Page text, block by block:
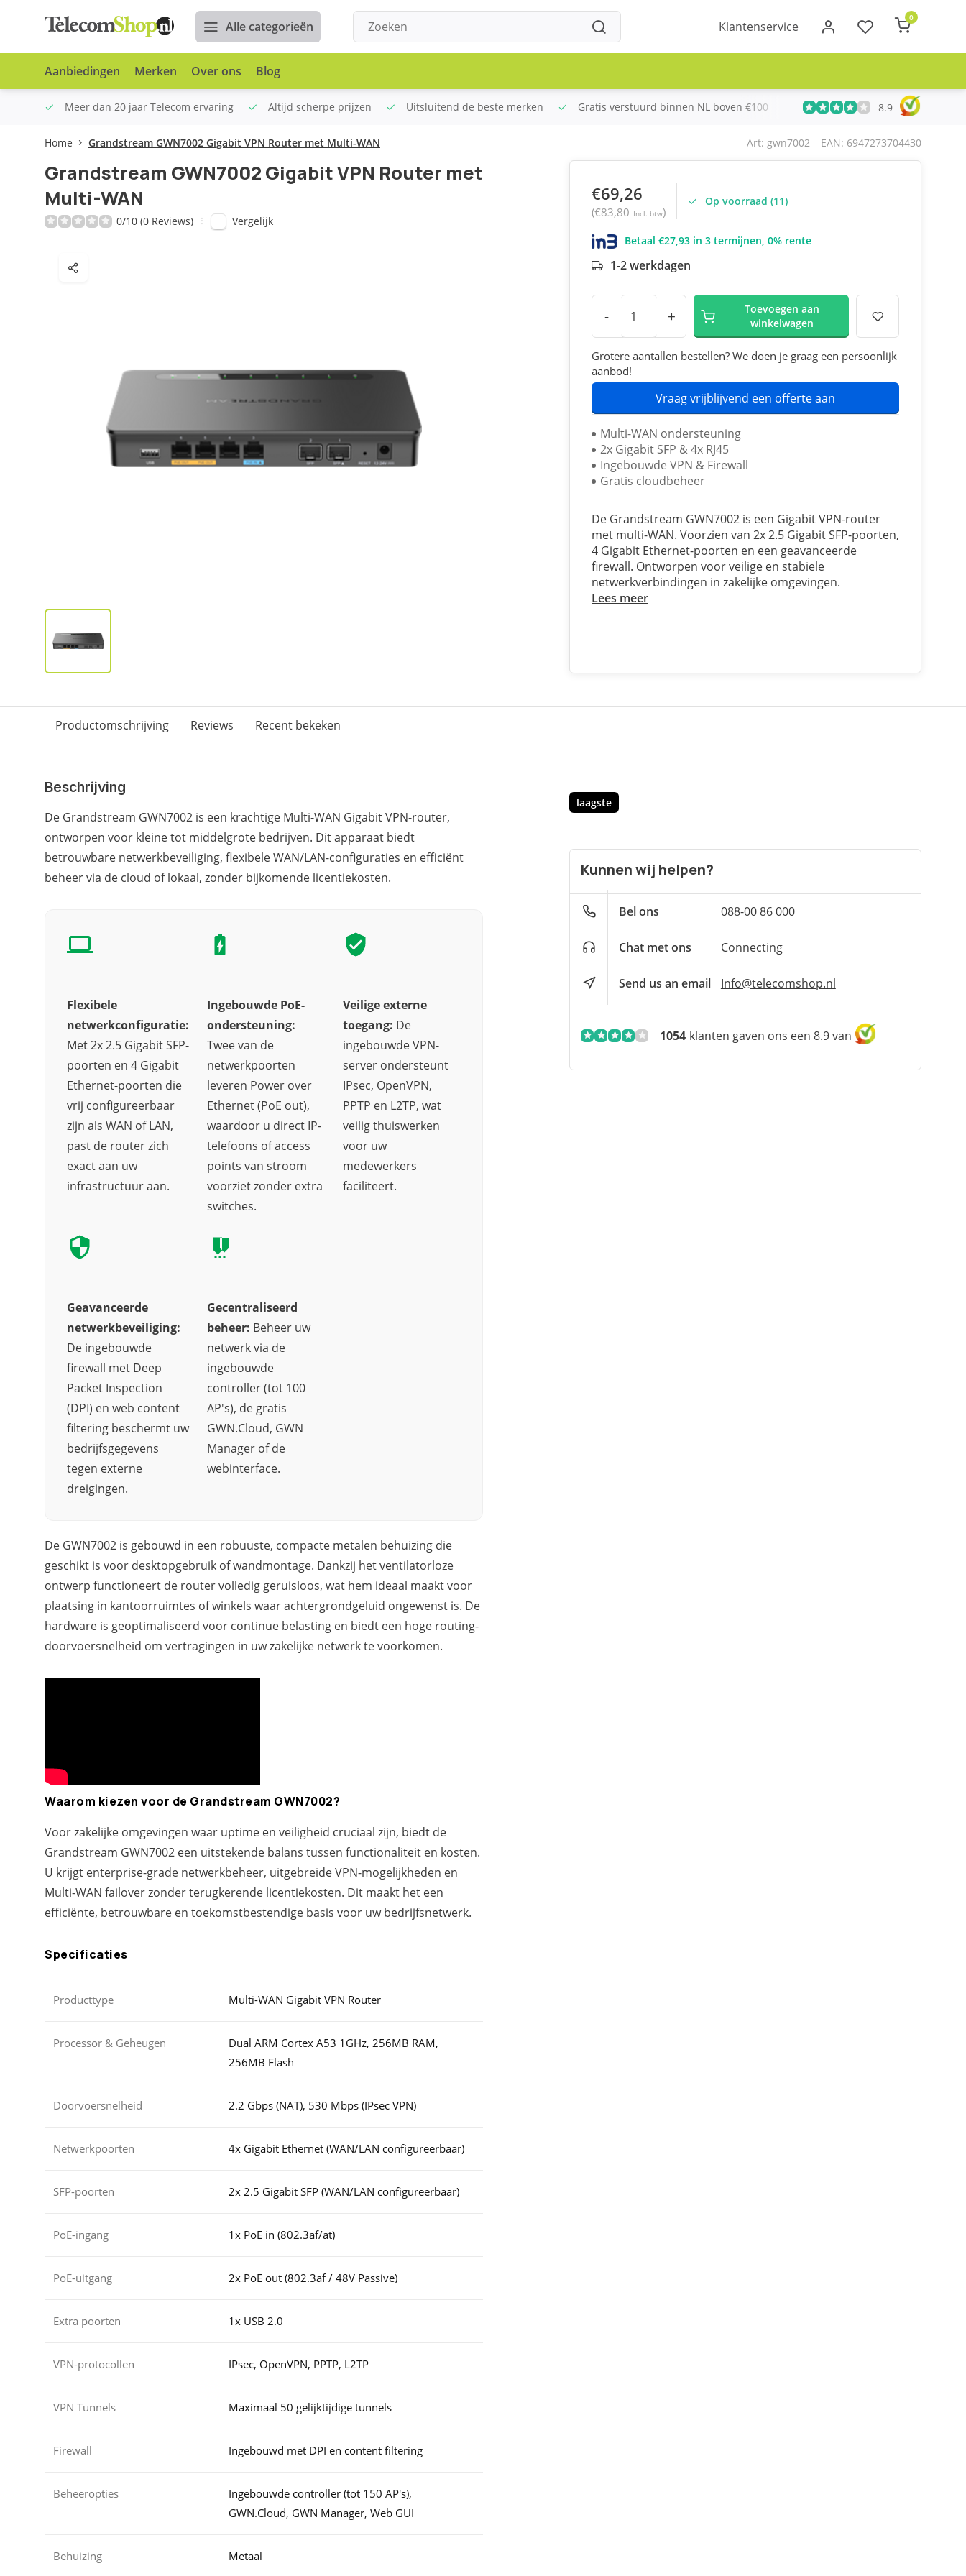
Alle categorieën Klantenservice
0
Aanbiedingen Merken Over ons Blog
Meer dan 20 jaar Telecom ervaring Altijd scherpe prijzen Uitsluitend de beste merken Gratis verstuurd binnen NL boven €100 Meer dan 20 jaar Telecom
8.9
Home Grandstream GWN7002 Gigabit VPN Router met Multi-WAN Art: gwn7002 EAN: 6947273704430
Grandstream GWN7002 Gigabit VPN Router met
Multi-WAN
0/10 (0 Reviews) Vergelijk
€69,26
(€83,80 Incl. btw)
Op voorraad (11)
Betaal €27,93 in 3 termijnen, 0% rente
1-2 werkdagen
- +
Toevoegen aan
winkelwagen
Grotere aantallen bestellen? We doen je graag een persoonlijk
aanbod!
Vraag vrijblijvend een offerte aan
Multi-WAN ondersteuning
2x Gigabit SFP & 4x RJ45
Ingebouwde VPN & Firewall
Gratis cloudbeheer
De Grandstream GWN7002 is een Gigabit VPN-router
met multi-WAN. Voorzien van 2x 2.5 Gigabit SFP-poorten,
4 Gigabit Ethernet-poorten en een geavanceerde
firewall. Ontworpen voor veilige en stabiele
netwerkverbindingen in zakelijke omgevingen.
Lees meer
Productomschrijving Reviews Recent bekeken
Beschrijving
De Grandstream GWN7002 is een krachtige Multi-WAN Gigabit VPN-router,
ontworpen voor kleine tot middelgrote bedrijven. Dit apparaat biedt
betrouwbare netwerkbeveiliging, flexibele WAN/LAN-configuraties en efficiënt
beheer via de cloud of lokaal, zonder bijkomende licentiekosten.
Flexibele
netwerkconfiguratie:
Met 2x 2.5 Gigabit SFP-
poorten en 4 Gigabit
Ethernet-poorten die
vrij configureerbaar
zijn als WAN of LAN,
past de router zich
exact aan uw
infrastructuur aan.
Ingebouwde PoE-
ondersteuning:
Twee van de
netwerkpoorten
leveren Power over
Ethernet (PoE out),
waardoor u direct IP-
telefoons of access
points van stroom
voorziet zonder extra
switches.
Veilige externe
toegang: De
ingebouwde VPN-
server ondersteunt
IPsec, OpenVPN,
PPTP en L2TP, wat
veilig thuiswerken
voor uw
medewerkers
faciliteert.
Geavanceerde
netwerkbeveiliging:
De ingebouwde
firewall met Deep
Packet Inspection
(DPI) en web content
filtering beschermt uw
bedrijfsgegevens
tegen externe
dreigingen.
Gecentraliseerd
beheer: Beheer uw
netwerk via de
ingebouwde
controller (tot 100
AP's), de gratis
GWN.Cloud, GWN
Manager of de
webinterface.
De GWN7002 is gebouwd in een robuuste, compacte metalen behuizing die
geschikt is voor desktopgebruik of wandmontage. Dankzij het ventilatorloze
ontwerp functioneert de router volledig geruisloos, wat hem ideaal maakt voor
plaatsing in kantoorruimtes of winkels waar achtergrondgeluid ongewenst is. De
hardware is geoptimaliseerd voor continue belasting en biedt een hoge routing-
doorvoersnelheid om vertragingen in uw zakelijke netwerk te voorkomen.
Waarom kiezen voor de Grandstream GWN7002?
Voor zakelijke omgevingen waar uptime en veiligheid cruciaal zijn, biedt de
Grandstream GWN7002 een uitstekende balans tussen functionaliteit en kosten.
U krijgt enterprise-grade netwerkbeheer, uitgebreide VPN-mogelijkheden en
Multi-WAN failover zonder terugkerende licentiekosten. Dit maakt het een
efficiënte, betrouwbare en toekomstbestendige basis voor uw bedrijfsnetwerk.
Specificaties
Producttype Multi-WAN Gigabit VPN Router
Processor & Geheugen
Dual ARM Cortex A53 1GHz, 256MB RAM,
256MB Flash
Doorvoersnelheid 2.2 Gbps (NAT), 530 Mbps (IPsec VPN)
Netwerkpoorten 4x Gigabit Ethernet (WAN/LAN configureerbaar)
SFP-poorten 2x 2.5 Gigabit SFP (WAN/LAN configureerbaar)
PoE-ingang 1x PoE in (802.3af/at)
PoE-uitgang 2x PoE out (802.3af / 48V Passive)
Extra poorten 1x USB 2.0
VPN-protocollen IPsec, OpenVPN, PPTP, L2TP
VPN Tunnels Maximaal 50 gelijktijdige tunnels
Firewall Ingebouwd met DPI en content filtering
Beheeropties
Ingebouwde controller (tot 150 AP's),
GWN.Cloud, GWN Manager, Web GUI
Behuizing Metaal
laagste
Kunnen wij helpen?
Bel ons 088-00 86 000
Chat met ons Connecting
Send us an email Info@telecomshop.nl
1054 klanten gaven ons een 8.9 van